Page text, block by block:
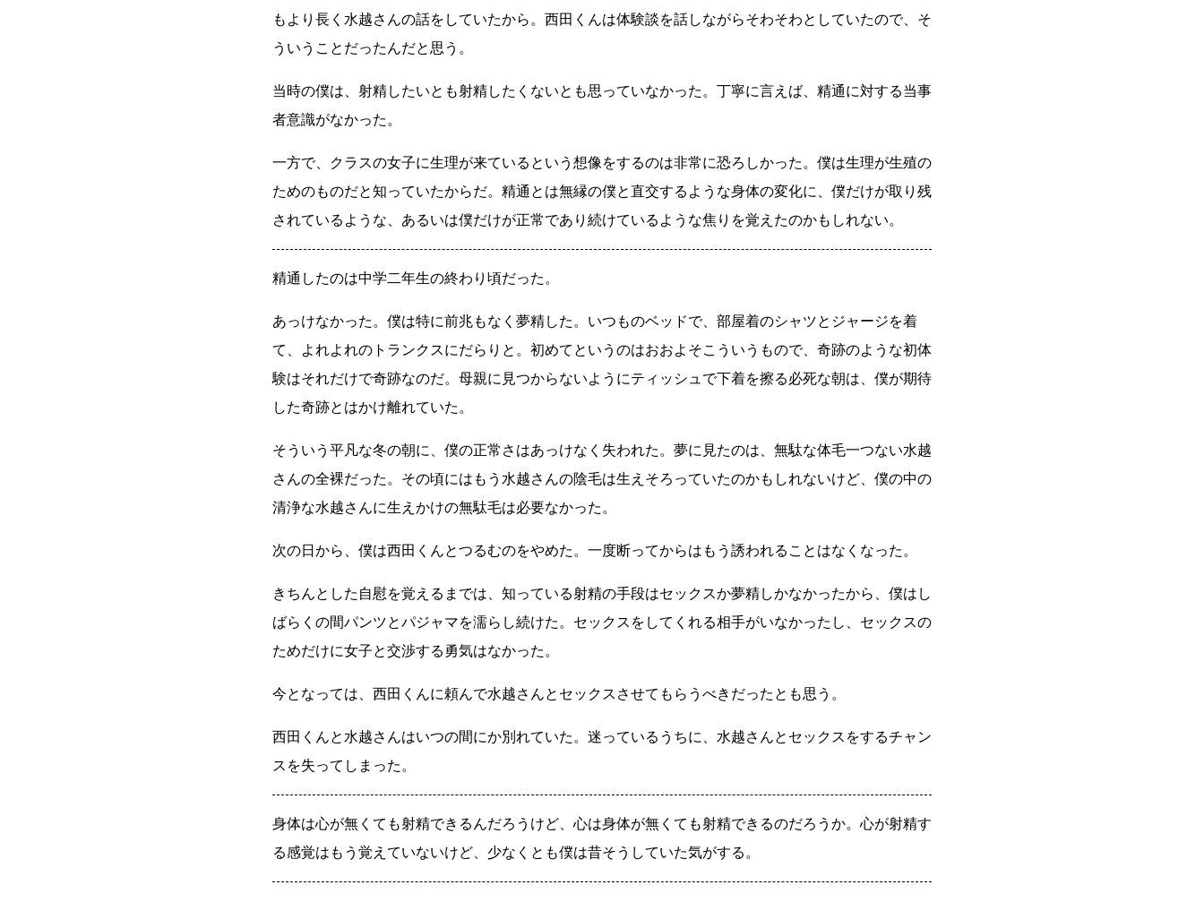
もより長く水越さんの話をしていたから。西田くんは体験談を話しながらそわそわとしていたので、そ
ういうことだったんだと思う。
当時の僕は、射精したいとも射精したくないとも思っていなかった。丁寧に言えば、精通に対する当事
者意識がなかった。
一方で、クラスの女子に生理が来ているという想像をするのは非常に恐ろしかった。僕は生理が生殖の
ためのものだと知っていたからだ。精通とは無縁の僕と直交するような身体の変化に、僕だけが取り残
されているような、あるいは僕だけが正常であり続けているような焦りを覚えたのかもしれない。
精通したのは中学二年生の終わり頃だった。
あっけなかった。僕は特に前兆もなく夢精した。いつものベッドで、部屋着のシャツとジャージを着
て、よれよれのトランクスにだらりと。初めてというのはおおよそこういうもので、奇跡のような初体
験はそれだけで奇跡なのだ。母親に見つからないようにティッシュで下着を擦る必死な朝は、僕が期待
した奇跡とはかけ離れていた。
そういう平凡な冬の朝に、僕の正常さはあっけなく失われた。夢に見たのは、無駄な体毛一つない水越
さんの全裸だった。その頃にはもう水越さんの陰毛は生えそろっていたのかもしれないけど、僕の中の
清浄な水越さんに生えかけの無駄毛は必要なかった。
次の日から、僕は西田くんとつるむのをやめた。一度断ってからはもう誘われることはなくなった。
きちんとした自慰を覚えるまでは、知っている射精の手段はセックスか夢精しかなかったから、僕はし
ばらくの間パンツとパジャマを濡らし続けた。セックスをしてくれる相手がいなかったし、セックスの
ためだけに女子と交渉する勇気はなかった。
今となっては、西田くんに頼んで水越さんとセックスさせてもらうべきだったとも思う。
西田くんと水越さんはいつの間にか別れていた。迷っているうちに、水越さんとセックスをするチャン
スを失ってしまった。
身体は心が無くても射精できるんだろうけど、心は身体が無くても射精できるのだろうか。心が射精す
る感覚はもう覚えていないけど、少なくとも僕は昔そうしていた気がする。